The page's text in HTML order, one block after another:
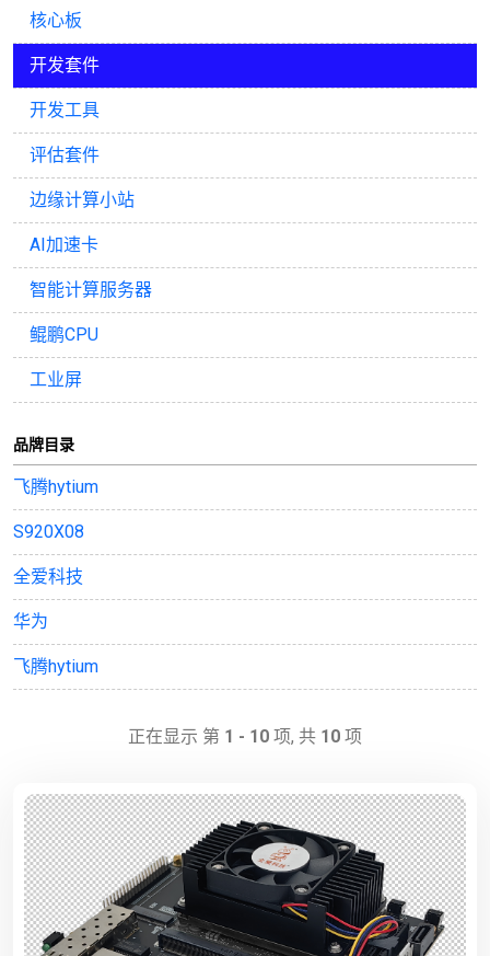
核心板
开发套件
开发工具
评估套件
边缘计算小站
AI加速卡
智能计算服务器
鲲鹏CPU
工业屏
品牌目录
飞腾hytium
S920X08
全爱科技
华为
飞腾hytium
正在显示 第 1 - 10 项, 共 10 项